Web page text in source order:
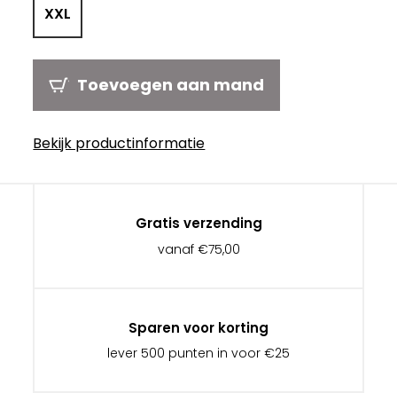
XXL
Toevoegen aan mand
Bekijk productinformatie
Gratis verzending
vanaf €75,00
Sparen voor korting
lever 500 punten in voor €25